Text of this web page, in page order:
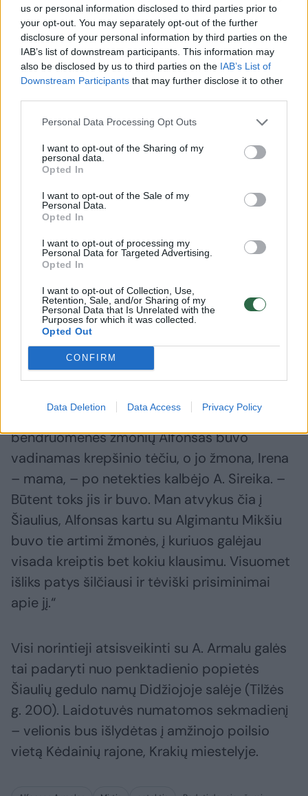
us or personal information disclosed to third parties prior to
your opt-out. You may separately opt-out of the further
disclosure of your personal information by third parties on the
IAB’s list of downstream participants. This information may
also be disclosed by us to third parties on the IAB’s List of
Downstream Participants that may further disclose it to other
Personal Data Processing Opt Outs
I want to opt-out of the Sharing of my
personal data.
Opted In
I want to opt-out of the Sale of my
Personal Data.
Opted In
I want to opt-out of processing my
Personal Data for Targeted Advertising.
Opted In
I want to opt-out of Collection, Use,
Retention, Sale, and/or Sharing of my
Personal Data that Is Unrelated with the
Purposes for which it was collected.
Opted Out
CONFIRM
Data Deletion Data Access Privacy Policy
strėlės: pirštu dūrė ir į
lietuvio atlyginimą(2)
tuščios,
pinigus
A. Armalo reikšmę klubo istorijai simboliškai
parodė ir ypač jautrus momentas – 2019 m.
ilgametis klubo treneris Antanas Sireika A.
Armalui įteikė savo iškovotą Lietuvos
krepšinio lygos (LKL) čempiono aukso žiedą,
taip padėkodamas už jo „auksinį“ indėlį į
klubo istoriją.
„Norisi paminėti, kad tarp visų krepšinio
bendruomenės žmonių Alfonsas buvo
vadinamas krepšinio tėčiu, o jo žmona, Irena
– mama, – po netekties kalbėjo A. Sireika. –
Būtent toks jis ir buvo. Man atvykus čia į
Šiaulius, Alfonsas kartu su Algimantu Mikšiu
buvo tie artimi žmonės, į kuriuos galėjau
visada kreiptis bet kokiu klausimu. Visuomet
išliks patys šilčiausi ir tėviški prisiminimai
apie jį.“
Visi norintieji atsisveikinti su A. Armalu galės
tai padaryti nuo penktadienio popietės
Šiaulių gedulo namų Didžiojoje salėje (Tilžės
g. 200). Laidotuvės numatomos sekmadienį
– velionis bus išlydėtas į amžinojo poilsio
vietą Kėdainių rajone, Krakių miestelyje.